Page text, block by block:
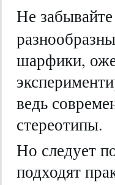
Не
шарфики,
ведь
стереотипы.
Но следует
подходят